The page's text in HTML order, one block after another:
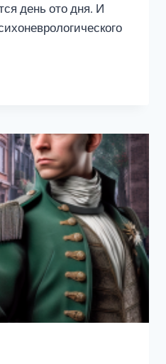
день ото дня. И